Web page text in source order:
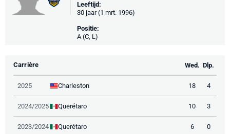
Leeftijd:
30 jaar (1 mrt. 1996)
Positie:
A (C, L)
Carrière Wed. Dlp.
2025 Charleston 18 4
2024/2025 Querétaro 10 3
2023/2024 Querétaro 6 0